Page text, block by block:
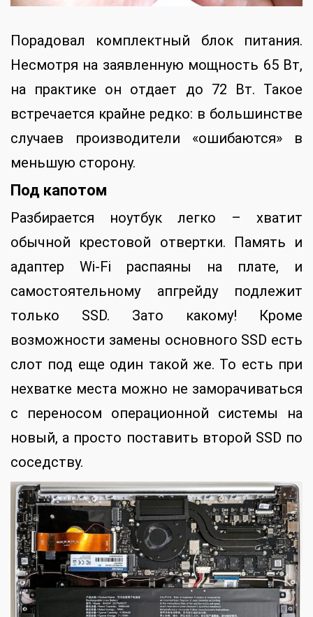
Порадовал комплектный блок питания.
Несмотря на заявленную мощность 65 Вт,
на практике он отдает до 72 Вт. Такое
встречается крайне редко: в большинстве
случаев производители «ошибаются» в
меньшую сторону.
Под капотом
Разбирается ноутбук легко – хватит
обычной крестовой отвертки. Память и
адаптер Wi-Fi распаяны на плате, и
самостоятельному апгрейду подлежит
только SSD. Зато какому! Кроме
возможности замены основного SSD есть
слот под еще один такой же. То есть при
нехватке места можно не заморачиваться
с переносом операционной системы на
новый, а просто поставить второй SSD по
соседству.